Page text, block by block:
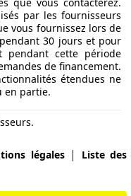
dans les cieux
par les fournisseurs
vous fournissez lors de
30 jours et pour
pendant cette période
de financement.
étendues ne
en partie.
légales|
Liste des